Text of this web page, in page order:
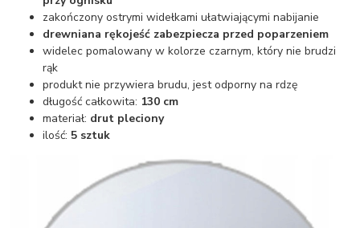
zakończony ostrymi widełkami ułatwiającymi nabijanie
drewniana rękojeść zabezpiecza przed poparzeniem
widelec pomalowany w kolorze czarnym, który nie brudzi
rąk
produkt nie przywiera brudu, jest odporny na rdzę
długość całkowita: 130 cm
materiał: drut pleciony
ilość: 5 sztuk